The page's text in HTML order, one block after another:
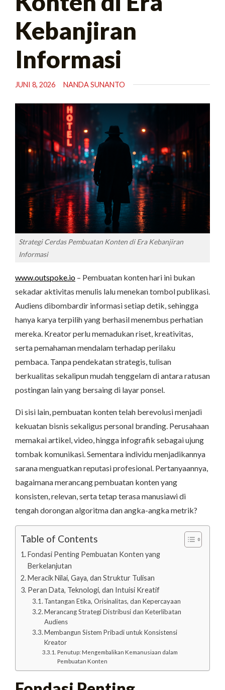
Kebanjiran
Informasi
JUNI 8, 2026 NANDA SUNANTO
Strategi Cerdas Pembuatan Konten di Era Kebanjiran
Informasi
www.outspoke.io – Pembuatan konten hari ini bukan
sekadar aktivitas menulis lalu menekan tombol publikasi.
Audiens dibombardir informasi setiap detik, sehingga
hanya karya terpilih yang berhasil menembus perhatian
mereka. Kreator perlu memadukan riset, kreativitas,
serta pemahaman mendalam terhadap perilaku
pembaca. Tanpa pendekatan strategis, tulisan
berkualitas sekalipun mudah tenggelam di antara ratusan
postingan lain yang bersaing di layar ponsel.
Di sisi lain, pembuatan konten telah berevolusi menjadi
kekuatan bisnis sekaligus personal branding. Perusahaan
memakai artikel, video, hingga infografik sebagai ujung
tombak komunikasi. Sementara individu menjadikannya
sarana menguatkan reputasi profesional. Pertanyaannya,
bagaimana merancang pembuatan konten yang
konsisten, relevan, serta tetap terasa manusiawi di
tengah dorongan algoritma dan angka-angka metrik?
Table of Contents
Fondasi Penting Pembuatan Konten yang
Berkelanjutan
Meracik Nilai, Gaya, dan Struktur Tulisan
Peran Data, Teknologi, dan Intuisi Kreatif
Tantangan Etika, Orisinalitas, dan Kepercayaan
Merancang Strategi Distribusi dan Keterlibatan
Audiens
Membangun Sistem Pribadi untuk Konsistensi
Kreator
Penutup: Mengembalikan Kemanusiaan dalam
Pembuatan Konten